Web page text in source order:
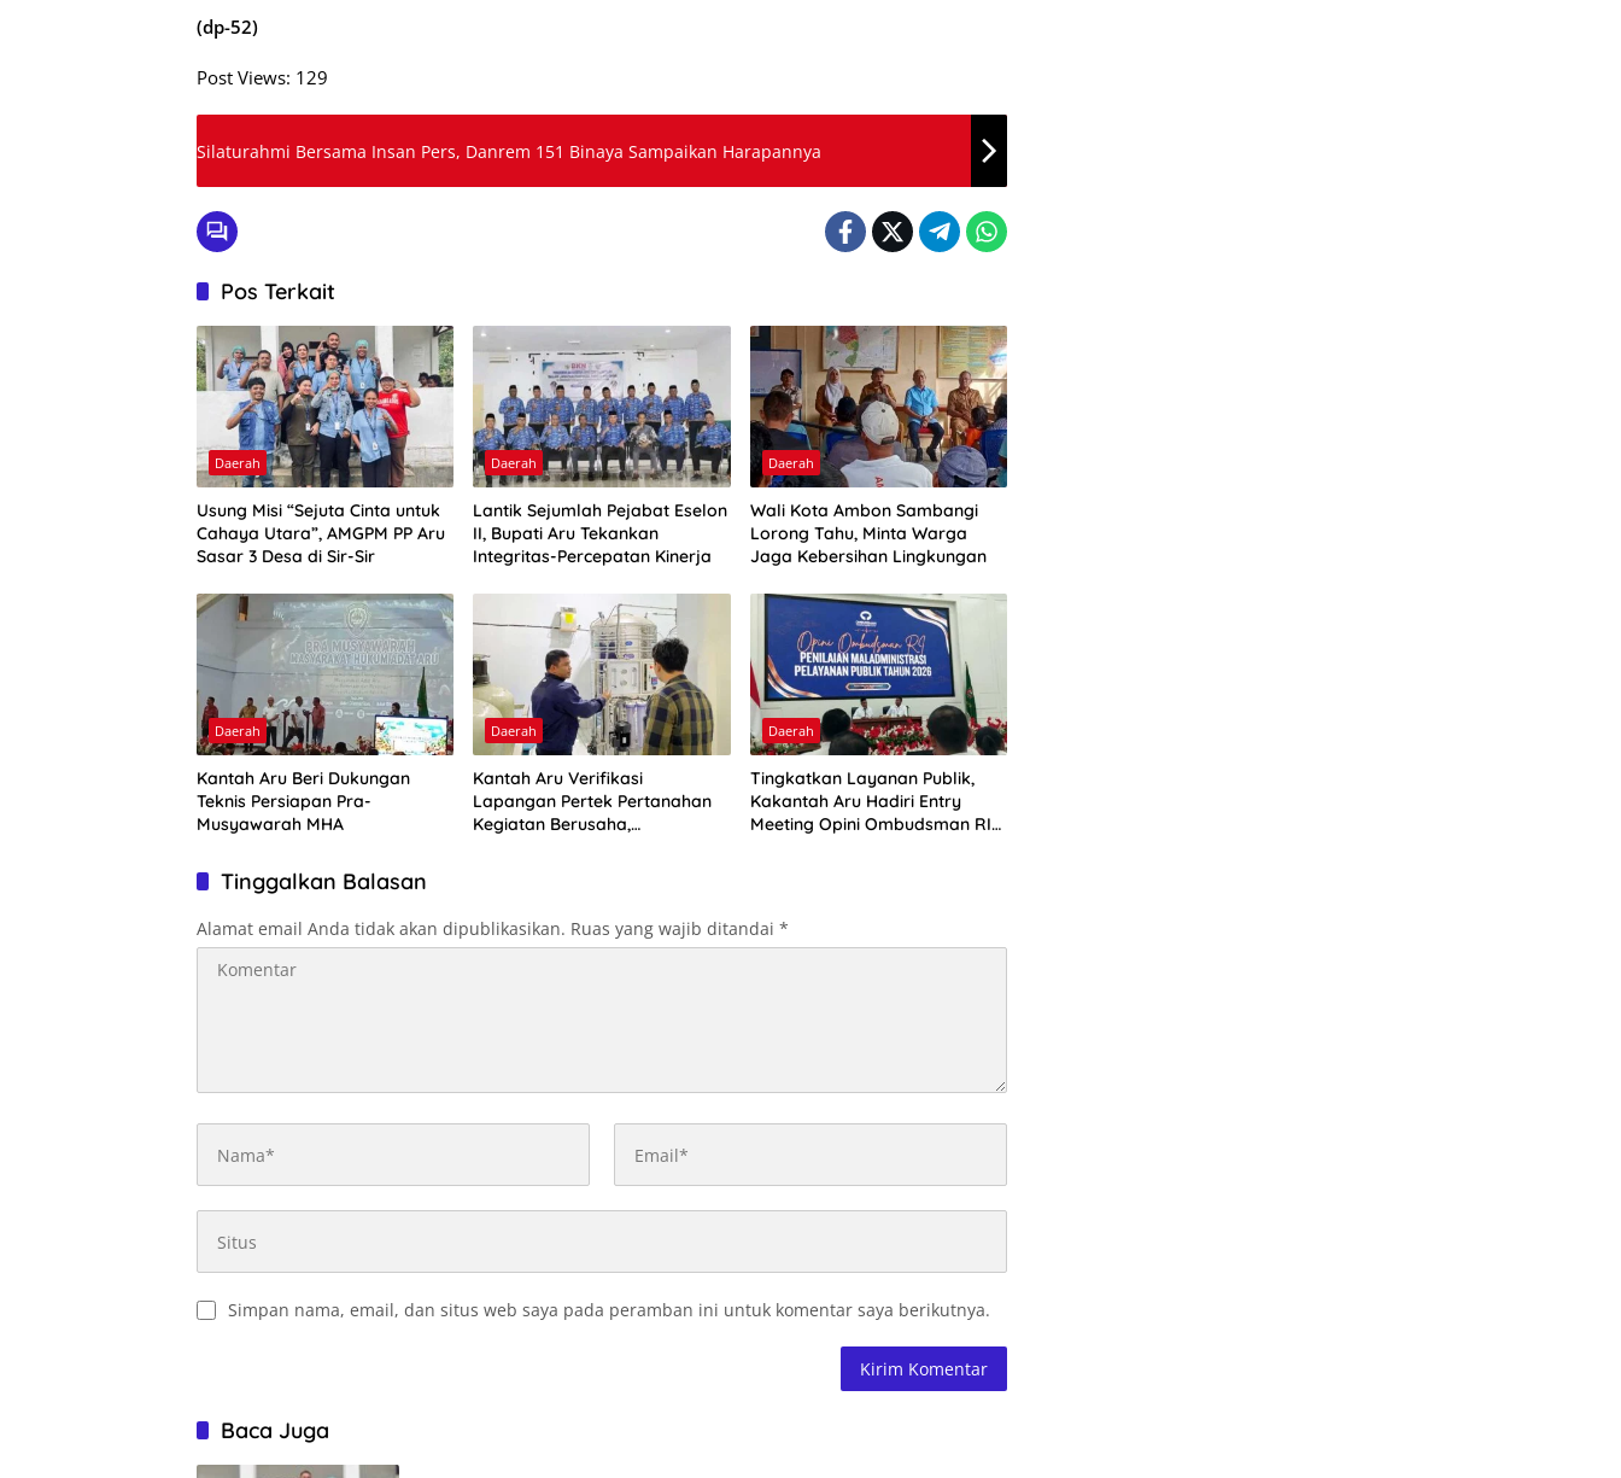
(dp-52)
Post Views: 129
Silaturahmi Bersama Insan Pers, Danrem 151 Binaya Sampaikan Harapannya
Pos Terkait
Daerah
Usung Misi “Sejuta Cinta untuk
Cahaya Utara”, AMGPM PP Aru
Sasar 3 Desa di Sir-Sir
Daerah
Lantik Sejumlah Pejabat Eselon
II, Bupati Aru Tekankan
Integritas-Percepatan Kinerja
Daerah
Wali Kota Ambon Sambangi
Lorong Tahu, Minta Warga
Jaga Kebersihan Lingkungan
Daerah
Kantah Aru Beri Dukungan
Teknis Persiapan Pra-
Musyawarah MHA
Daerah
Kantah Aru Verifikasi
Lapangan Pertek Pertanahan
Kegiatan Berusaha,
Daerah
Tingkatkan Layanan Publik,
Kakantah Aru Hadiri Entry
Meeting Opini Ombudsman RI
Tinggalkan Balasan
Alamat email Anda tidak akan dipublikasikan. Ruas yang wajib ditandai *
Simpan nama, email, dan situs web saya pada peramban ini untuk komentar saya berikutnya.
Baca Juga